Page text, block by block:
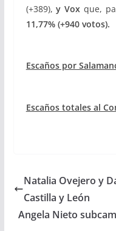
(+389),y Vox que,
11,77% (+940 votos).
Escaños por
Escaños totales al
Natalia Ovejero y
Castilla y León
Angela Nieto